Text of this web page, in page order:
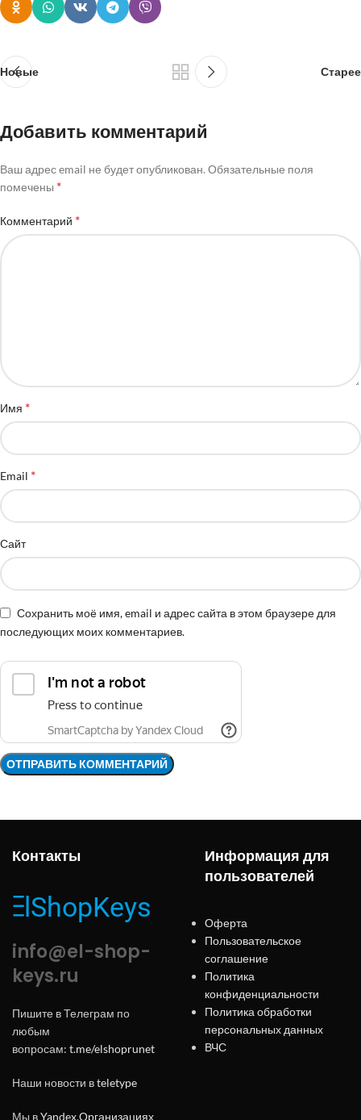
Новые Старее
Добавить комментарий
Ваш адрес email не будет опубликован. Обязательные поля
помечены *
Комментарий *
Имя *
Email *
Сайт
Сохранить моё имя, email и адрес сайта в этом браузере для
последующих моих комментариев.
Контакты
info@el-shop-
keys.ru
Пишите в Телеграм по
любым
вопросам: t.me/elshoprunet
Наши новости вteletype
Мы вYandex.Организациях
Информация для
пользователей
Оферта
Пользовательское
соглашение
Политика
конфиденциальности
Политика обработки
персональных данных
ВЧС